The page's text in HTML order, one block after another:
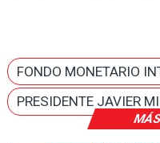
FONDO MONETARIO
PRESIDENTE JAVIER